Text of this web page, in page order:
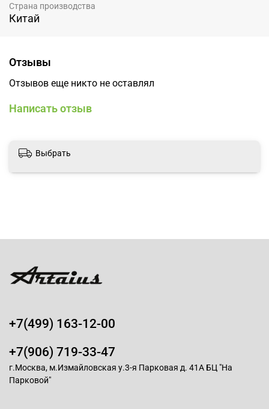
Страна производства
Китай
Отзывы
Отзывов еще никто не оставлял
Написать отзыв
Выбрать
+7(499) 163-12-00
+7(906) 719-33-47
г.Москва, м.Измайловская у.3-я Парковая д. 41А БЦ "На
Парковой"